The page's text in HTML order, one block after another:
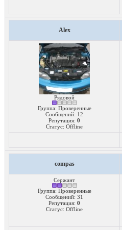
Alex
Рядовой
Группа: Проверенные
Сообщений: 12
Репутация: 0
Статус: Offline
compas
Сержант
Группа: Проверенные
Сообщений: 31
Репутация: 0
Статус: Offline